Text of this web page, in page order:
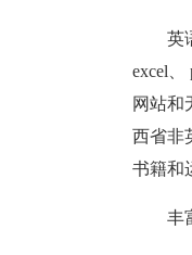
英
excel
网站和
西省非
书籍和
丰